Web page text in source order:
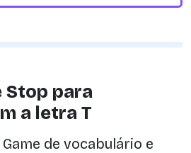
Stop para
a letra T
de vocabulário e